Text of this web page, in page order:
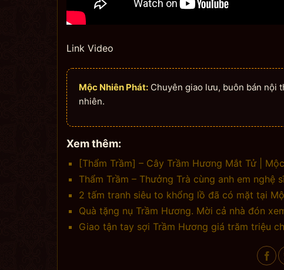
Link Video
Mộc Nhiên Phát: Chuyên giao lưu, buôn bán nội
nhiên.
Xem thêm:
[Thẩm Trầm] – Cây Trầm Hương Mắt Tử |
Thẩm Trầm – Thưởng Trà cùng anh em
2 tấm tranh siêu to khổng lồ đã có mặt tại
Quà tặng nụ Trầm Hương. Mời cả nhà đón
Giao tận tay sợi Trầm Hương giá trăm triệu